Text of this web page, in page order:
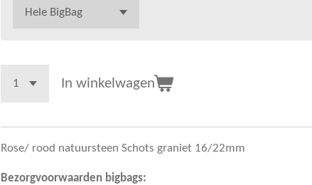
In winkelwagen
Rose/ rood natuursteen Schots graniet 16/22mm
Bezorgvoorwaarden bigbags: